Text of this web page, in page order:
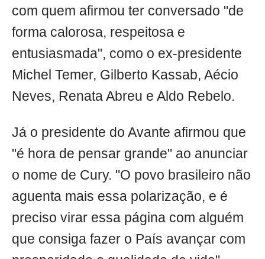
com quem afirmou ter conversado "de
forma calorosa, respeitosa e
entusiasmada", como o ex-presidente
Michel Temer, Gilberto Kassab, Aécio
Neves, Renata Abreu e Aldo Rebelo.
Já o presidente do Avante afirmou que
"é hora de pensar grande" ao anunciar
o nome de Cury. "O povo brasileiro não
aguenta mais essa polarização, e é
preciso virar essa página com alguém
que consiga fazer o País avançar com